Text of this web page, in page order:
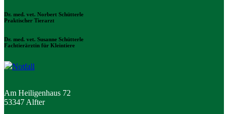
Dr. med. vet. Norbert Schütterle
Praktischer Tierarzt
Dr. med. vet. Susanne Schütterle
Fachtierärztin für Kleintiere
Notfall
Am Heiligenhaus 72
53347 Alfter